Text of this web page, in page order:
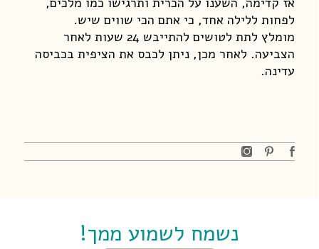
לפחות ללילה אחד, כי אתם הכי שווים שיש.
מומלץ לתת לטושים להתייבש 24 שעות לאחר
הצביעה. לאחר מכן, ניתן לכבס את הציפית בכביסה
עדינה.
נשמח לשמוע ממך!